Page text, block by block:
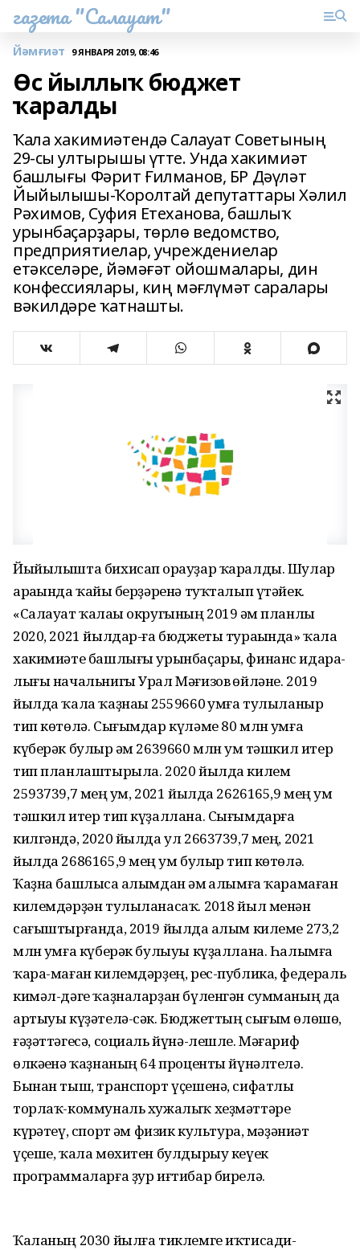
газета "Салауат"
Йәмғиәт 9 ЯНВАРЯ 2019, 08:46
Өс йыллыҡ бюджет
ҡаралды
Ҡала хакимиәтендә Салауат Советының
29-сы ултырышы үтте. Унда хакимиәт
башлығы Фәрит Ғилманов, БР Дәүләт
Йыйылышы-Ҡоролтай депутаттары Хәлил
Рәхимов, Суфия Етеханова, башлыҡ
урынбаҫарҙары, төрлө ведомство,
предприятиелар, учреждениелар
етәкселәре, йәмәғәт ойошмалары, дин
конфессиялары, киң мәғлүмәт саралары
вәкилдәре ҡатнашты.
Йыйылышта бихисап һорауҙар ҡаралды. Шулар
араһында ҡайһы берҙәренә туҡталып үтәйек.
«Салауат ҡалаһы округының 2019 һәм планлы
2020, 2021 йылдар-ға бюджеты тураһында» ҡала
хакимиәте башлығы урынбаҫары, финанс идара-
лығы начальнигы Урал Мәғизов һөйләне. 2019
йылда ҡала ҡаҙнаһы 2559660 һумға тулыланыр
тип көтөлә. Сығымдар күләме 80 млн һумға
күберәк булыр һәм 2639660 млн һум тәшкил итер
тип планлаштырыла. 2020 йылда килем
2593739,7 мең һум, 2021 йылда 2626165,9 мең һум
тәшкил итер тип күҙаллана. Сығымдарға
килгәндә, 2020 йылда ул 2663739,7 мең, 2021
йылда 2686165,9 мең һум булыр тип көтөлә.
Ҡаҙна башлыса һалымдан һәм һалымға ҡарамаған
килемдәрҙән тулыланасаҡ. 2018 йыл менән
сағыштырғанда, 2019 йылда һалым килеме 273,2
млн һумға күберәк булыуы күҙаллана. Һалымға
ҡара-маған килемдәрҙең, рес-публика, федераль
кимәл-дәге ҡаҙналарҙан бүленгән сумманың да
артыуы күҙәтелә-сәк. Бюджеттың сығым өлөшө,
ғәҙәттәгесә, социаль йүнә-лешле. Мәғариф
өлкәһенә ҡаҙнаның 64 проценты йүнәлтелә.
Бынан тыш, транспорт үҫешенә, сифатлы
торлаҡ-коммуналь хужалыҡ хеҙмәттәре
күрһәтеү, спорт һәм физик культура, мәҙәниәт
үҫеше, ҡала мөхитен булдырыу кеүек
программаларға ҙур иғтибар бирелә.
Ҡаланың 2030 йылға тиклемге иҡтисади-